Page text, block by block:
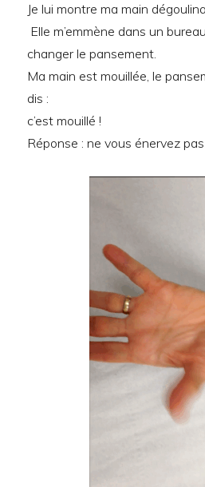
Je lui montre ma main
Elle m’emmène dans un
changer le pansement.
Ma main est mouillée, le
dis :
c’est mouillé !
Réponse : ne vous énervez pas